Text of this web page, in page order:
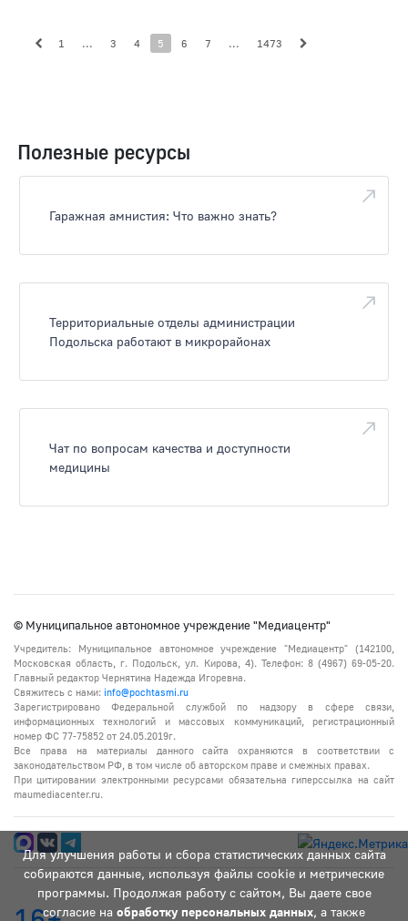
1 ... 3 4 5 6 7 ... 1473
Полезные ресурсы
Гаражная амнистия: Что важно знать?
Территориальные отделы администрации
Подольска работают в микрорайонах
Чат по вопросам качества и доступности
медицины
Для улучшения работы и сбора статистических данных сайта
собираются данные, используя файлы cookie и метрические
программы. Продолжая работу с сайтом, Вы даете свое
согласие на обработку персональных данных, а также
© Муниципальное автономное учреждение "Медиацентр"
Учредитель: Муниципальное автономное учреждение "Медиацентр" (142100,
Московская область, г. Подольск, ул. Кирова, 4). Телефон: 8 (4967) 69-05-20.
Главный редактор Чернятина Надежда Игоревна.
Свяжитесь с нами: info@pochtasmi.ru
Зарегистрировано Федеральной службой по надзору в сфере связи,
информационных технологий и массовых коммуникаций, регистрационный
номер ФС 77-75852 от 24.05.2019г.
Все права на материалы данного сайта охраняются в соответствии с
законодательством РФ, в том числе об авторском праве и смежных правах.
При цитировании электронными ресурсами обязательна гиперссылка на сайт
maumediacenter.ru.